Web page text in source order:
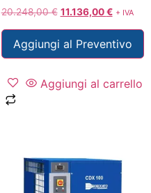
20.248,00€ 11.136,00€ + IVA
Aggiungi al Preventivo
Aggiungi al carrello